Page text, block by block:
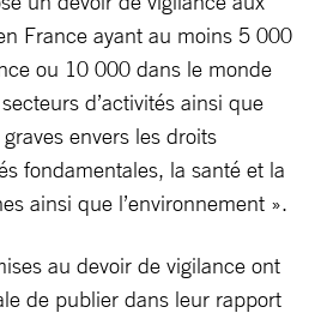
France ayant au moins 5 000
ou 10 000 dans le monde
d’activités ainsi que
envers les droits
fondamentales, la santé et la
ainsi que l’environnement ».
au devoir de vigilance ont
de publier dans leur rapport